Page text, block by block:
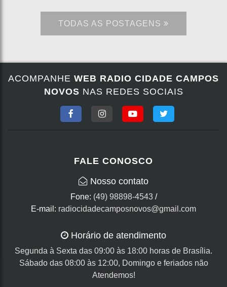
TODAS AS POSTAGENS
ACOMPANHE WEB RADIO CIDADE CAMPOS
NOVOS NAS REDES SOCIAIS
FALE CONOSCO
Nosso contato
Fone: (49) 98898-4543/
E-mail: radiocidadecamposnovos@gmail.com
Horário de atendimento
Segunda à Sexta das 09:00 às 18:00 horas de Brasília.
Sábado das 08:00 às 12:00, Domingo e feriados não
Atendemos!